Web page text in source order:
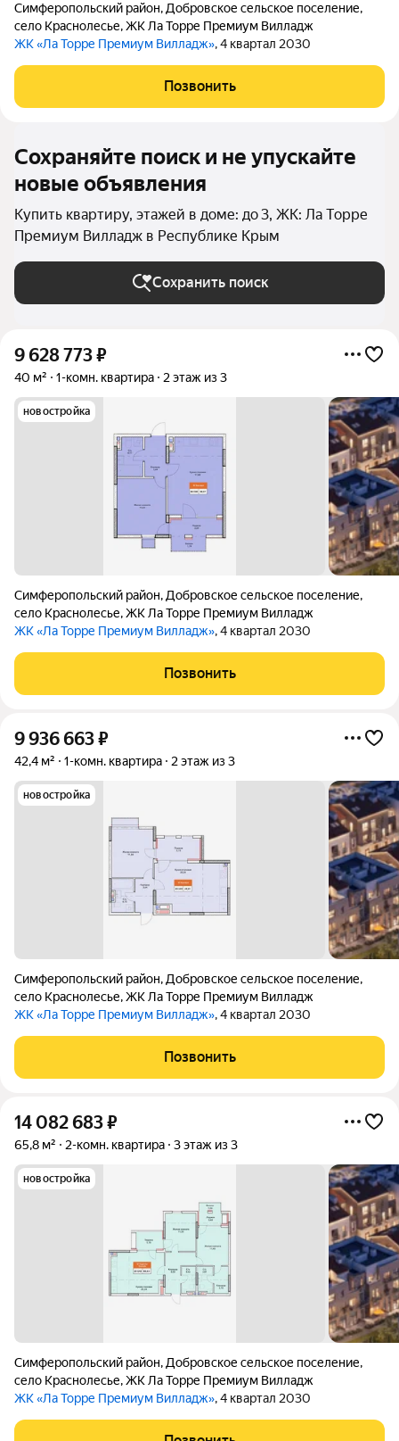
Симферопольский район, Добровское сельское поселение,
село Краснолесье,ЖК Ла Торре Премиум Вилладж
ЖК «Ла Торре Премиум Вилладж», 4 квартал 2030
Позвонить
Сохраняйте поиск и не упускайте
новые объявления
Купить квартиру, этажей в доме: до 3, ЖК: Ла Торре
Премиум Вилладж в Республике Крым
Сохранить поиск
9 628 773₽
40 м² 1-комн. квартира 2 этаж из 3
новостройка
Симферопольский район, Добровское сельское поселение,
село Краснолесье,ЖК Ла Торре Премиум Вилладж
ЖК «Ла Торре Премиум Вилладж», 4 квартал 2030
Позвонить
9 936 663₽
42,4 м² 1-комн. квартира 2 этаж из 3
новостройка
Симферопольский район, Добровское сельское поселение,
село Краснолесье,ЖК Ла Торре Премиум Вилладж
ЖК «Ла Торре Премиум Вилладж», 4 квартал 2030
Позвонить
14 082 683₽
65,8 м² 2-комн. квартира 3 этаж из 3
новостройка
Симферопольский район, Добровское сельское поселение,
село Краснолесье,ЖК Ла Торре Премиум Вилладж
ЖК «Ла Торре Премиум Вилладж», 4 квартал 2030